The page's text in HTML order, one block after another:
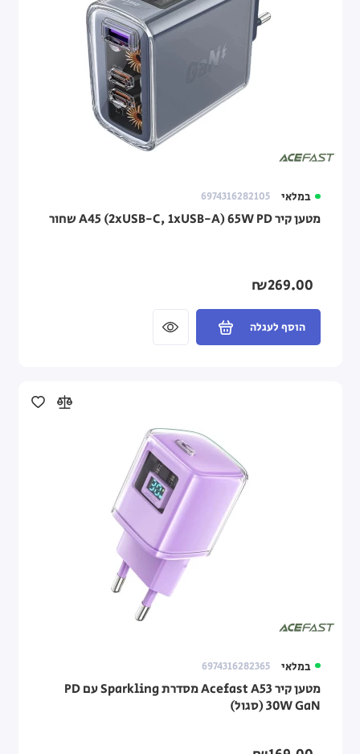
במלאי 6974316282105
מטען קיר A45 (2xUSB-C, 1xUSB-A) 65W PD שחור
₪269.00
הוסף לעגלה
במלאי 6974316282365
מטען קיר Acefast A53 מסדרת Sparkling עם PD
30W GaN (סגול)